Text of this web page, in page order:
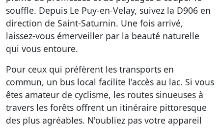
souffle. Depuis Le Puy-en-Velay, suivez la D906 en
direction de Saint-Saturnin. Une fois arrivé,
laissez-vous émerveiller par la beauté naturelle
qui vous entoure.
Pour ceux qui préfèrent les transports en
commun, un bus local facilite l'accès au lac. Si vous
êtes amateur de cyclisme, les routes sinueuses à
travers les forêts offrent un itinéraire pittoresque
des plus agréables. N'oubliez pas votre appareil